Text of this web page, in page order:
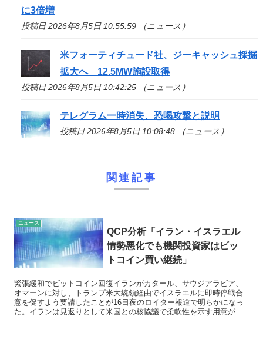
に3倍増
投稿日 2026年8月5日 10:55:59 （ニュース）
米フォーティチュード社、ジーキャッシュ採掘
拡大へ 12.5MW施設取得
投稿日 2026年8月5日 10:42:25 （ニュース）
テレグラム一時消失、恐喝攻撃と説明
投稿日 2026年8月5日 10:08:48 （ニュース）
関連記事
ニュース
QCP分析「イラン・イスラエル
情勢悪化でも機関投資家はビッ
トコイン買い継続」
緊張緩和でビットコイン回復イランがカタール、サウジアラビア、
オマーンに対し、トランプ米大統領経由でイスラエルに即時停戦合
意を促すよう要請したことが16日夜のロイター報道で明らかになっ
た。イランは見返りとして米国との核協議で柔軟性を示す用意が...